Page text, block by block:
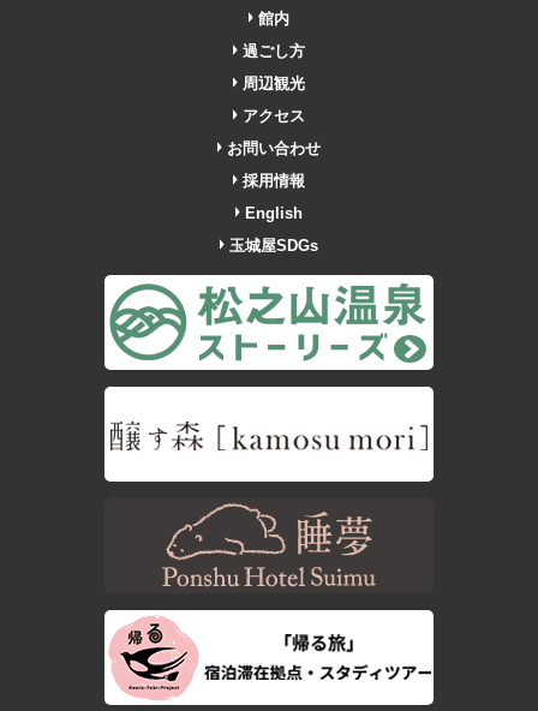
館内
過ごし方
周辺観光
アクセス
お問い合わせ
採用情報
English
玉城屋SDGs